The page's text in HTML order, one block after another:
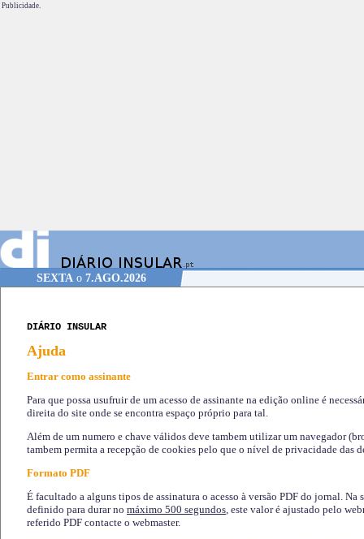
Publicidade.
SEXTA o 7.AGO.2026
DIÁRIO INSULAR
Ajuda
Entrar como assinante
Para que possa usufruir de um acesso de assinante na edição online é
direita do site onde se encontra espaço próprio para tal.
Além de um numero e chave válidos deve tambem utilizar um navegador
tambem permita a recepção de cookies pelo que o nível de privacidade das
Formato PDF
É facultado a alguns tipos de assinatura o acesso à versão PDF do jornal. Na
definido para durar no máximo 500 segundos, este valor é ajustado pelo
referido PDF contacte o webmaster.